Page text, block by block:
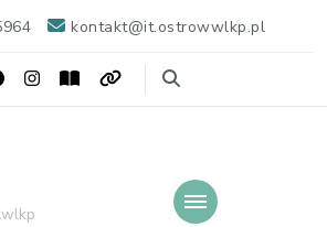
kontakt@it.ostrowwlkp.pl